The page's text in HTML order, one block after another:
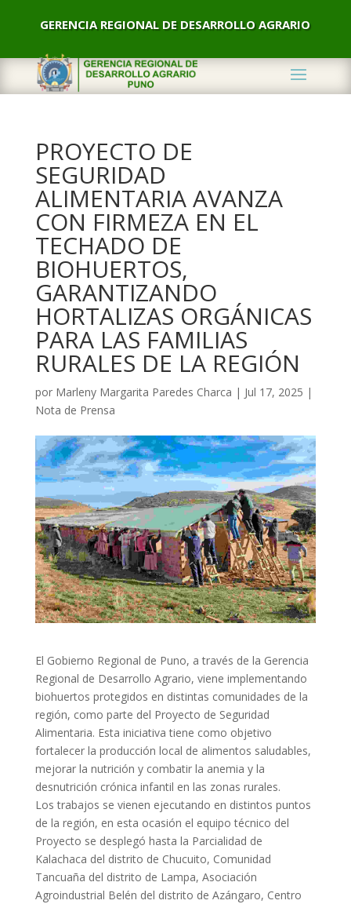
GERENCIA REGIONAL DE DESARROLLO AGRARIO
PROYECTO DE
SEGURIDAD
ALIMENTARIA AVANZA
CON FIRMEZA EN EL
TECHADO DE
BIOHUERTOS,
GARANTIZANDO
HORTALIZAS ORGÁNICAS
PARA LAS FAMILIAS
RURALES DE LA REGIÓN
por Marleny Margarita Paredes Charca | Jul 17, 2025 |
Nota de Prensa
El Gobierno Regional de Puno, a través de la Gerencia
Regional de Desarrollo Agrario, viene implementando
biohuertos protegidos en distintas comunidades de la
región, como parte del Proyecto de Seguridad
Alimentaria. Esta iniciativa tiene como objetivo
fortalecer la producción local de alimentos saludables,
mejorar la nutrición y combatir la anemia y la
desnutrición crónica infantil en las zonas rurales.
Los trabajos se vienen ejecutando en distintos puntos
de la región, en esta ocasión el equipo técnico del
Proyecto se desplegó hasta la Parcialidad de
Kalachaca del distrito de Chucuito, Comunidad
Tancuaña del distrito de Lampa, Asociación
Agroindustrial Belén del distrito de Azángaro, Centro